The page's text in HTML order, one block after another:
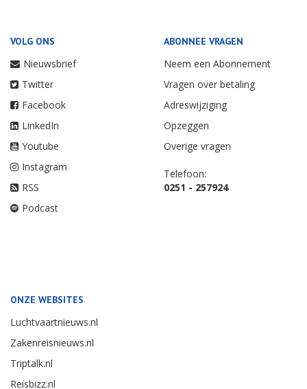
VOLG ONS
Nieuwsbrief
Twitter
Facebook
LinkedIn
Youtube
Instagram
RSS
Podcast
ABONNEE VRAGEN
Neem een Abonnement
Vragen over betaling
Adreswijziging
Opzeggen
Overige vragen
Telefoon:
0251 - 257924
ONZE WEBSITES
Luchtvaartnieuws.nl
Zakenreisnieuws.nl
Triptalk.nl
Reisbizz.nl